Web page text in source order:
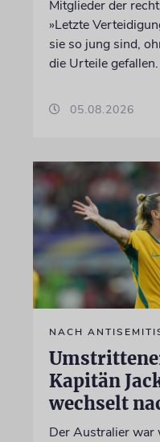
Mitglieder der
»Letzte
sie so jung sind,
die Urteile gefallen.
05.08.2026
NACH
Kapitän
wechselt
Der Australier war